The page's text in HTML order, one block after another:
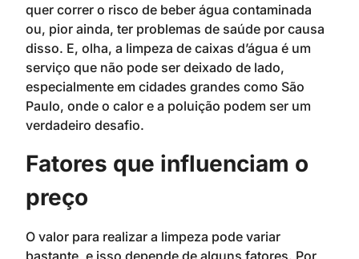
quer correr o risco de beber água contaminada
ou, pior ainda, ter problemas de saúde por causa
disso. E, olha, a limpeza de caixas d’água é um
serviço que não pode ser deixado de lado,
especialmente em cidades grandes como São
Paulo, onde o calor e a poluição podem ser um
verdadeiro desafio.
Fatores que influenciam o
preço
O valor para realizar a limpeza pode variar
bastante, e isso depende de alguns fatores. Por